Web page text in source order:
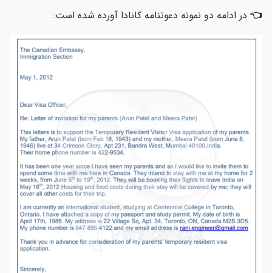
👈 در ادامه دو نمونه دعوتنامه کانادا آورده شده است: